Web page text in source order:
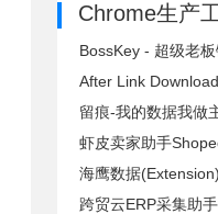
Chrome生产
BossKey - 超级老
After Link
留痕-我的数据我做
虾皮卖家助手
海鹰数据
跨贸云ERP采集助